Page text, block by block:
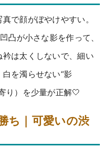
で顔がぼやけやすい。
凸が小さな影を作って、
は太くしないで、細い
を濁らせない“影
り）を少量が正解🤍
ち｜可愛いの渋